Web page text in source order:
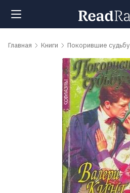
Поиск
обсуждаемые
Главная Книги Покорившие судьбу